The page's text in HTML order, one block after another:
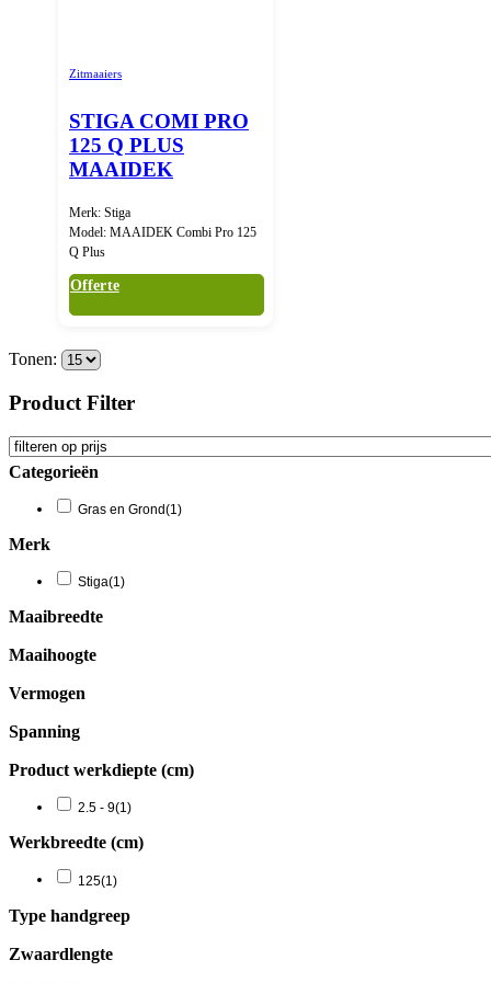
Zitmaaiers
STIGA COMI PRO
125 Q PLUS
MAAIDEK
Merk: Stiga
Model: MAAIDEK Combi Pro 125
Q Plus
Offerte
Tonen:
Product Filter
Categorieën
Gras en Grond(1)
Merk
Stiga(1)
Maaibreedte
Maaihoogte
Vermogen
Spanning
Product werkdiepte (cm)
2.5 - 9(1)
Werkbreedte (cm)
125(1)
Type handgreep
Zwaardlengte